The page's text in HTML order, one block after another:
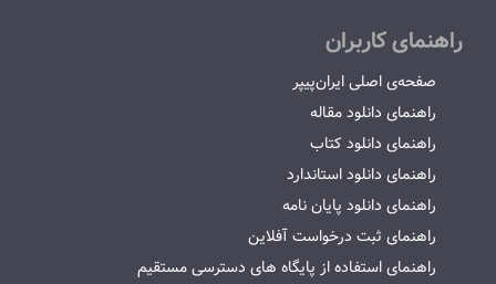
راهنمای کاربران
صفحه‌ی اصلی ایران‌پیپر
راهنمای دانلود مقاله
راهنمای دانلود کتاب
راهنمای دانلود استاندارد
راهنمای دانلود پایان نامه
راهنمای ثبت درخواست آفلاین
راهنمای استفاده از پایگاه های دسترسی مستقیم